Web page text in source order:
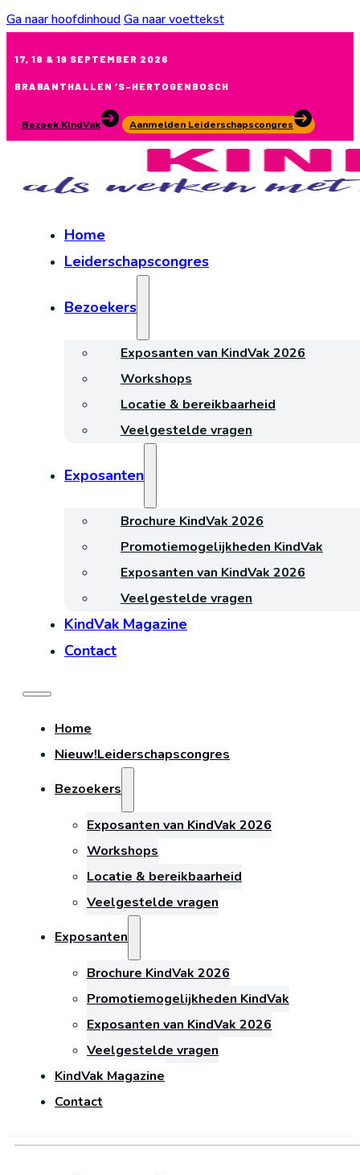
Ga naar hoofdinhoudGa naar voettekst
17, 18 & 19 SEPTEMBER 2026
BRABANTHALLEN ‘S-HERTOGENBOSCH
Bezoek KindVak Aanmelden Leiderschapscongres
Home
Leiderschapscongres
Bezoekers
Exposanten van KindVak 2026
Workshops
Locatie & bereikbaarheid
Veelgestelde vragen
Exposanten
Brochure KindVak 2026
Promotiemogelijkheden KindVak
Exposanten van KindVak 2026
Veelgestelde vragen
KindVak Magazine
Contact
Home
Nieuw!Leiderschapscongres
Bezoekers
Exposanten van KindVak 2026
Workshops
Locatie & bereikbaarheid
Veelgestelde vragen
Exposanten
Brochure KindVak 2026
Promotiemogelijkheden KindVak
Exposanten van KindVak 2026
Veelgestelde vragen
KindVak Magazine
Contact